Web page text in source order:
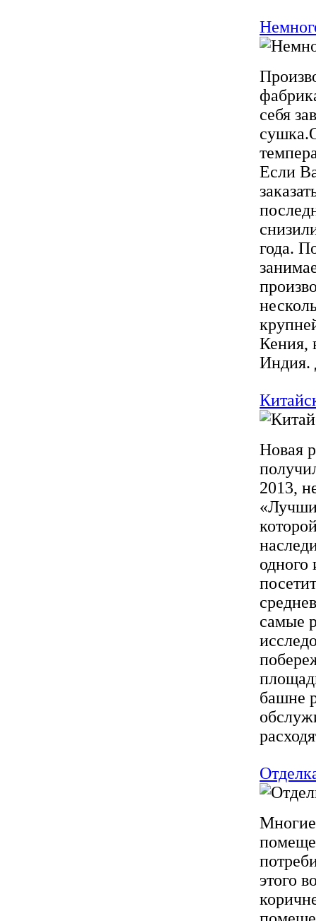
себя
Если
года.
Кения,
Индия.
Новая
2013,
одного
самые
башне
этого